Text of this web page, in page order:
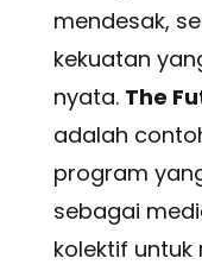
mendesak,
kekuatan
nyata. The
adalah
program
sebagai
kolektif untuk